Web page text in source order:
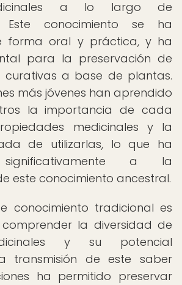
a lo largo de
Este conocimiento se ha
forma oral y práctica, y ha
para la preservación de
curativas a base de plantas.
más jóvenes han aprendido
la importancia de cada
medicinales y la
de utilizarlas, lo que ha
significativamente a la
este conocimiento ancestral.
conocimiento tradicional es
la diversidad de
y su potencial
transmisión de este saber
ha permitido preservar